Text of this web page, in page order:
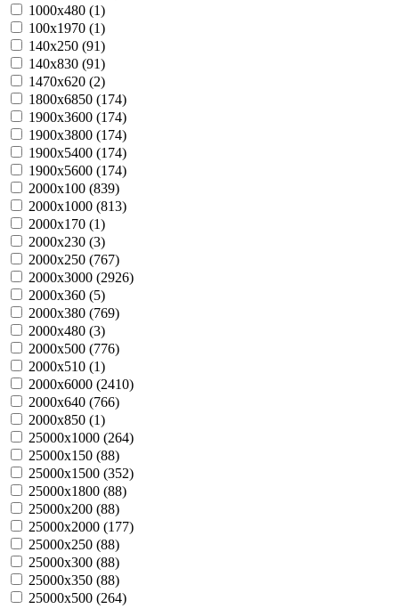
1000х480 (1)
100х1970 (1)
140х250 (91)
140х830 (91)
1470х620 (2)
1800х6850 (174)
1900х3600 (174)
1900х3800 (174)
1900х5400 (174)
1900х5600 (174)
2000х100 (839)
2000х1000 (813)
2000х170 (1)
2000х230 (3)
2000х250 (767)
2000х3000 (2926)
2000х360 (5)
2000х380 (769)
2000х480 (3)
2000х500 (776)
2000х510 (1)
2000х6000 (2410)
2000х640 (766)
2000х850 (1)
25000х1000 (264)
25000х150 (88)
25000х1500 (352)
25000х1800 (88)
25000х200 (88)
25000х2000 (177)
25000х250 (88)
25000х300 (88)
25000х350 (88)
25000х500 (264)